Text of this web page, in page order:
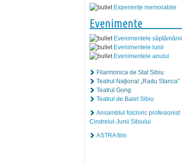
Experiențe memorabile
Evenimente
Evenimentele săptămânii
Evenimentele lunii
Evenimentele anului
Filarmonica de Stat Sibiu
Teatrul Naţional „Radu Stanca”
Teatrul Gong
Teatrul de Balet Sibiu
Ansamblul folcloric profesionist
Cindrelul-Junii Sibiului
ASTRA film